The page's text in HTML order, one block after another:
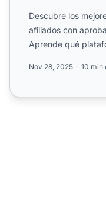
Descubre los
afiliados con
Aprende qué
Nov 28, 2025 10 min